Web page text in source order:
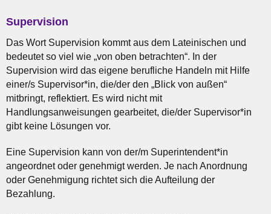
Supervision
Das Wort Supervision kommt aus dem Lateinischen und
bedeutet so viel wie „von oben betrachten“. In der
Supervision wird das eigene berufliche Handeln mit Hilfe
einer/s Supervisor*in, die/der den „Blick von außen“
mitbringt, reflektiert. Es wird nicht mit
Handlungsanweisungen gearbeitet, die/der Supervisor*in
gibt keine Lösungen vor.
Eine Supervision kann von der/m Superintendent*in
angeordnet oder genehmigt werden. Je nach Anordnung
oder Genehmigung richtet sich die Aufteilung der
Bezahlung.